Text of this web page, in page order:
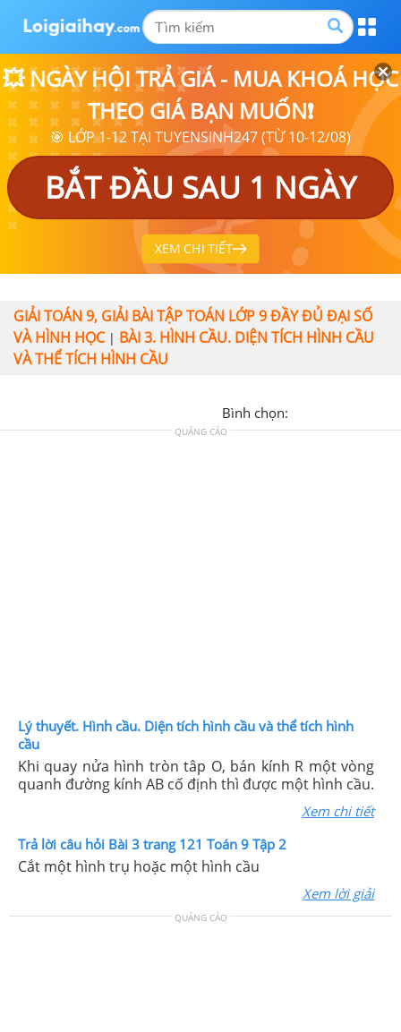
💥 NGÀY HỘI TRẢ GIÁ - MUA KHOÁ HỌC
THEO GIÁ BẠN MUỐN❗
🎯 LỚP 1-12 TẠI TUYENSINH247 (TỪ 10-12/08)
BẮT ĐẦU SAU 1 NGÀY
XEM CHI TIẾT
GIẢI TOÁN 9, GIẢI BÀI TẬP TOÁN LỚP 9 ĐẦY ĐỦ ĐẠI SỐ
VÀ HÌNH HỌC| BÀI 3. HÌNH CẦU. DIỆN TÍCH HÌNH CẦU
VÀ THỂ TÍCH HÌNH CẦU
Bình chọn:
QUẢNG CÁO
Lý thuyết. Hình cầu. Diện tích hình cầu và thể tích hình
cầu
Khi quay nửa hình tròn tâp O, bán kính R một vòng
quanh đường kính AB cố định thì được một hình cầu.
Xem chi tiết
Trả lời câu hỏi Bài 3 trang 121 Toán 9 Tập 2
Cắt một hình trụ hoặc một hình cầu
Xem lời giải
QUẢNG CÁO